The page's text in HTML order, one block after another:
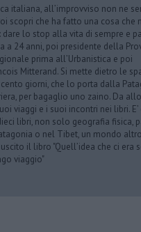
italiana, all’improvviso non ne
scopri che ha fatto una cosa che
lo stop alla vita di sempre e
a 24 anni, poi presidente della
prima all’Urbanistica e poi
Mitterand. Si mette dietro le
giorni, che lo porta dalla
per bagaglio uno zaino. Da
viaggi e i suoi incontri nei libri. E’
libri, non solo geografia fisica,
o nel Tibet, un mondo
il libro "Quell’idea che ci era
viaggio"